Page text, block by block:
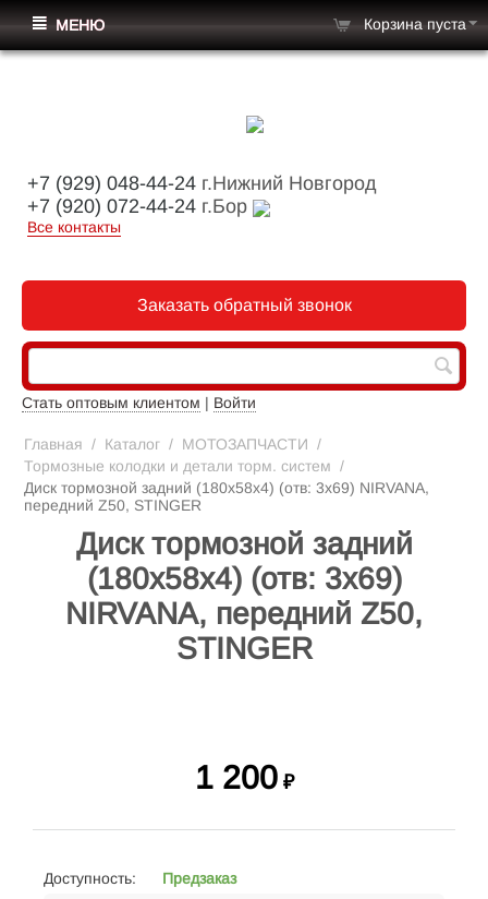
+7 (929) 048-44-24 г.Нижний Новгород
+7 (920) 072-44-24 г.Бор
Все контакты
Заказать обратный звонок
Стать оптовым клиентом | Войти
МЕНЮ Корзина пуста
Главная / Каталог / МОТОЗАПЧАСТИ /
Тормозные колодки и детали торм. систем /
Диск тормозной задний (180x58x4) (отв: 3x69) NIRVANA,
передний Z50, STINGER
Диск тормозной задний
(180x58x4) (отв: 3x69)
NIRVANA, передний Z50,
STINGER
1 200 ₽
Доступность:
Предзаказ